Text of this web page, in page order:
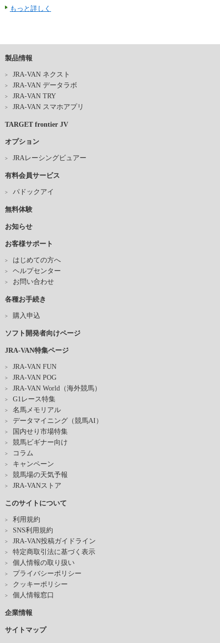
もっと詳しく
製品情報
JRA-VAN ネクスト
JRA-VAN データラボ
JRA-VAN TRY
JRA-VAN スマホアプリ
TARGET frontier JV
オプション
JRAレーシングビュアー
有料会員サービス
パドックアイ
無料体験
お知らせ
お客様サポート
はじめての方へ
ヘルプセンター
お問い合わせ
各種お手続き
購入申込
ソフト開発者向けページ
JRA-VAN特集ページ
JRA-VAN FUN
JRA-VAN POG
JRA-VAN World（海外競馬）
G1レース特集
名馬メモリアル
データマイニング（競馬AI）
国内せり市場特集
競馬ビギナー向け
コラム
キャンペーン
競馬場の天気予報
JRA-VANストア
このサイトについて
利用規約
SNS利用規約
JRA-VAN投稿ガイドライン
特定商取引法に基づく表示
個人情報の取り扱い
プライバシーポリシー
クッキーポリシー
個人情報窓口
企業情報
サイトマップ